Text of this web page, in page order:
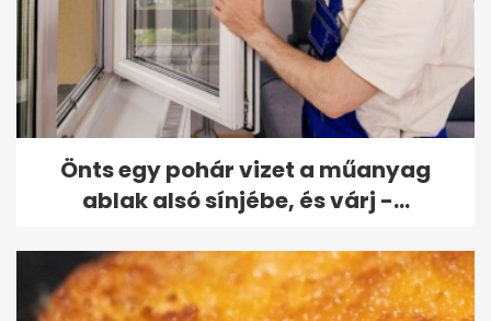
Önts egy pohár vizet a műanyag
ablak alsó sínjébe, és várj -...